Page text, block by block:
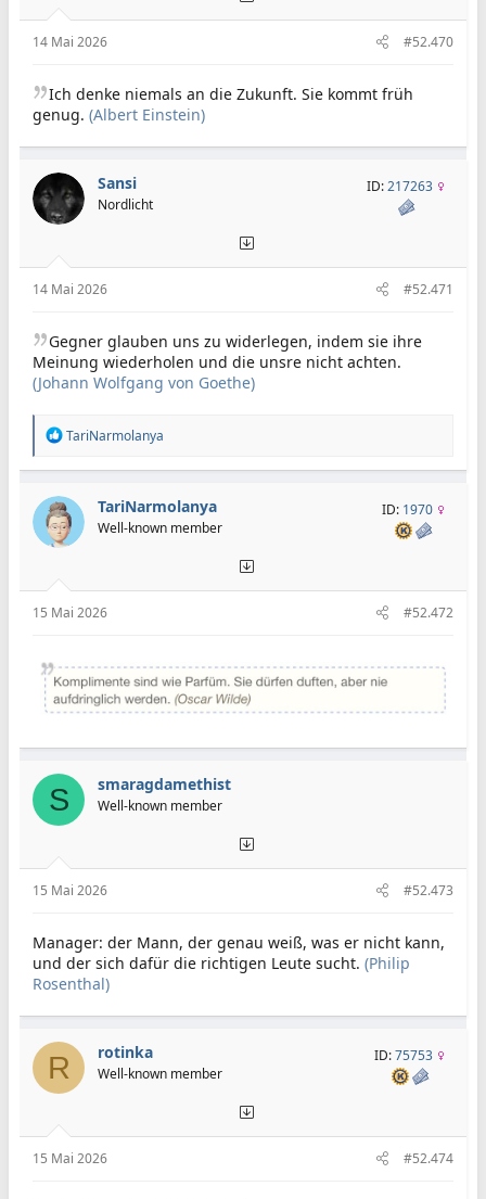
14 Mai 2026 #52.470
Ich denke niemals an die Zukunft. Sie kommt früh
genug. (Albert Einstein)
Sansi
Nordlicht
ID:217263
14 Mai 2026 #52.471
Gegner glauben uns zu widerlegen, indem sie ihre
Meinung wiederholen und die unsre nicht achten.
(Johann Wolfgang von Goethe)
R
a
t
i
o
n
:
TariNarmolanya
TariNarmolanya
Well-known member
ID: 1970
15 Mai 2026 #52.472
S smaragdamethist
Well-known member
15 Mai 2026 #52.473
Manager: der Mann, der genau weiß, was er nicht kann,
und der sich dafür die richtigen Leute sucht. (Philip
Rosenthal)
R rotinka
Well-known member
ID:75753
15 Mai 2026 #52.474